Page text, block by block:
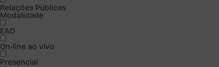
Relações Públicas
Modalidade
EAD
On-line ao vivo
Presencial